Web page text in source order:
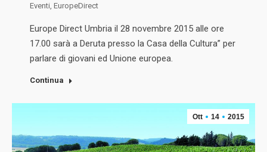
Eventi EuropeDirect
Europe Direct Umbria il 28 novembre 2015 alle ore
17.00 sarà a Deruta presso la Casa della Cultura” per
parlare di giovani ed Unione europea.
Continua
Ott 14 2015